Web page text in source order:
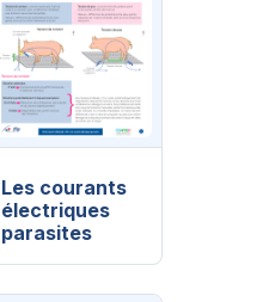
Les courants
électriques
parasites